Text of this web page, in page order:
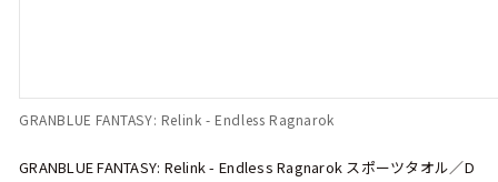
GRANBLUE FANTASY: Relink - Endless Ragnarok
GRANBLUE FANTASY: Relink - Endless Ragnarok スポーツタオル／D